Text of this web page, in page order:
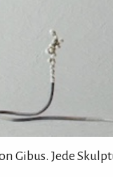
Gibus. Jede